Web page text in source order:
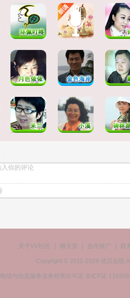
关于VV社区 聊天室 合作推广 联
Copyright © 2011-2026 优贝在线
电信与信息服务业务经营许可证 京ICP证